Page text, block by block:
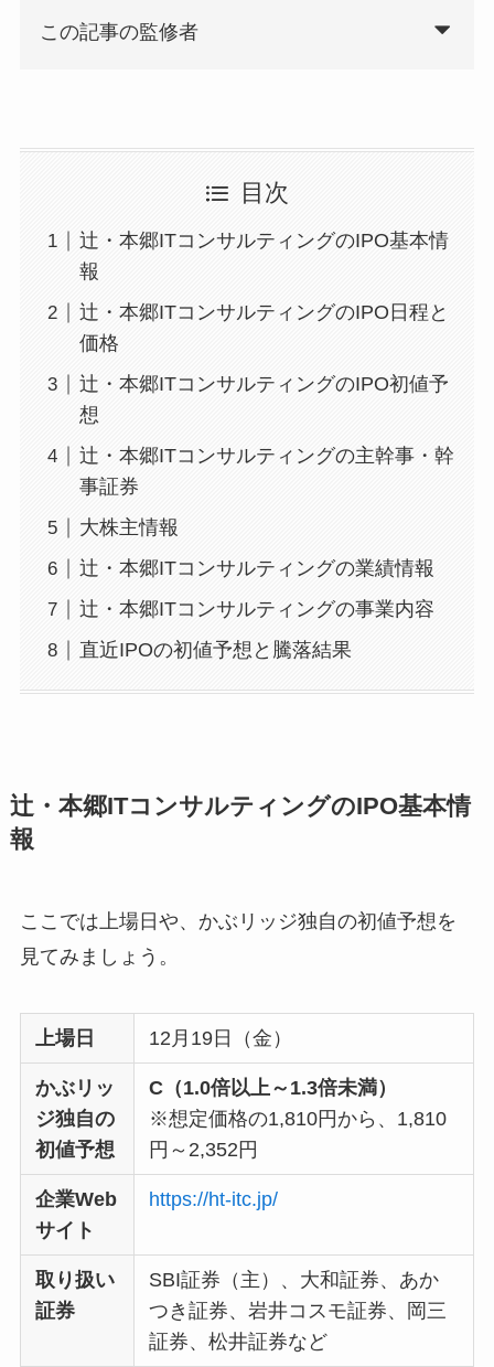
この記事の監修者
目次
辻・本郷ITコンサルティングのIPO基本情
報
辻・本郷ITコンサルティングのIPO日程と
価格
辻・本郷ITコンサルティングのIPO初値予
想
辻・本郷ITコンサルティングの主幹事・幹
事証券
大株主情報
辻・本郷ITコンサルティングの業績情報
辻・本郷ITコンサルティングの事業内容
直近IPOの初値予想と騰落結果
辻・本郷ITコンサルティングのIPO基本情
報
ここでは上場日や、かぶリッジ独自の初値予想を
見てみましょう。
上場日 12月19日（金）
かぶリッ
ジ独自の
初値予想
C（1.0倍以上～1.3倍未満）
※想定価格の1,810円から、1,810
円～2,352円
企業Web
サイト
https://ht-itc.jp/
取り扱い
証券
SBI証券（主）、大和証券、あか
つき証券、岩井コスモ証券、岡三
証券、松井証券など